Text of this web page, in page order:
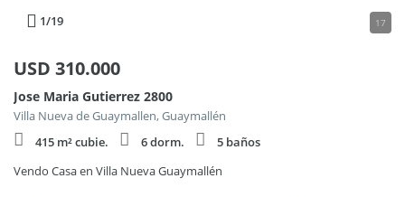
1/19 17
USD 310.000
Jose Maria Gutierrez 2800
Villa Nueva de Guaymallen, Guaymallén
415 m² cubie.
6 dorm.
5 baños
Vendo Casa en Villa Nueva Guaymallén